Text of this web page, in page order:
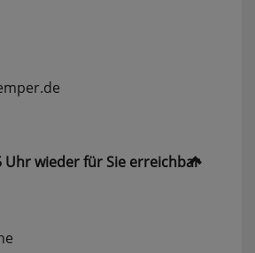
die entsprechende Auswahl
speichern
Cookies akzeptieren
Uhr wieder für Sie erreichbar